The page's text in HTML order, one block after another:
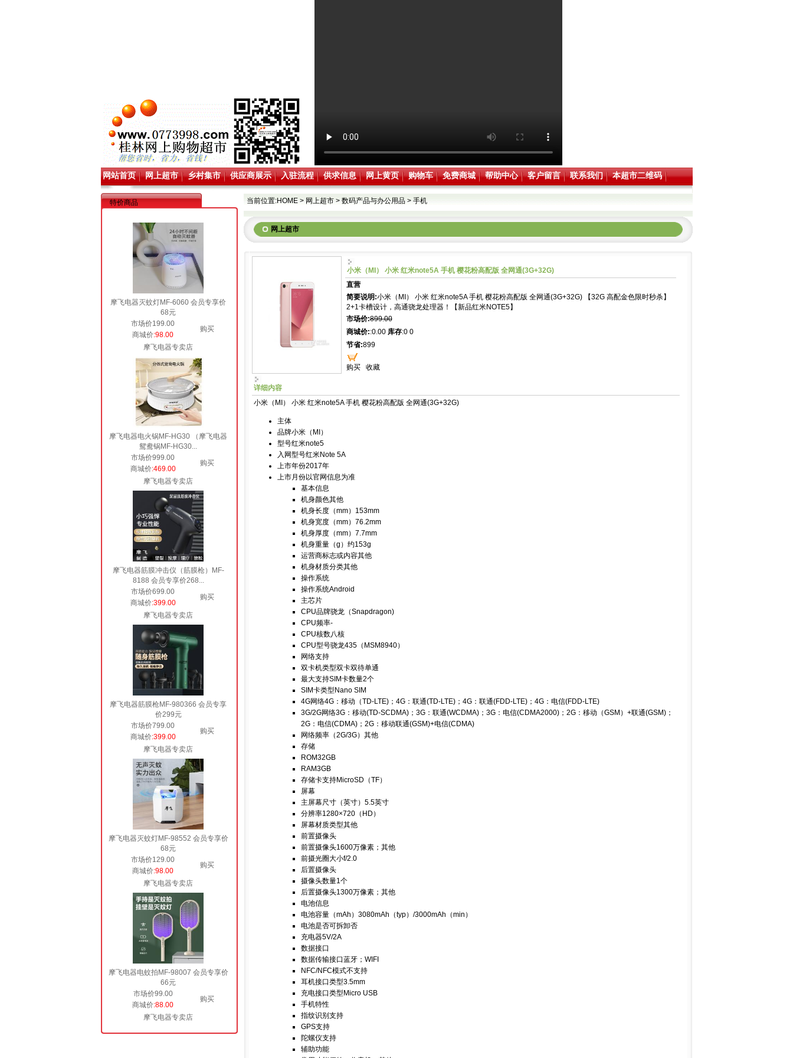
网站首页 网上超市 乡村集市 供应商展示 入驻流程 供求信息 网上黄页 购物车 免费商城 帮助中心 客户留言 联系我们 本超市二维码
特价商品
摩飞电器灭蚊灯MF-6060 会员专享价
68元
市场价199.00
购买
商城价:98.00
摩飞电器专卖店
摩飞电器电火锅MF-HG30 （摩飞电器
鸳鸯锅MF-HG30...
市场价999.00
购买
商城价:469.00
摩飞电器专卖店
摩飞电器筋膜冲击仪（筋膜枪）MF-
8188 会员专享价268...
市场价699.00
购买
商城价:399.00
摩飞电器专卖店
摩飞电器筋膜枪MF-980366 会员专享
价299元
市场价799.00
购买
商城价:399.00
摩飞电器专卖店
摩飞电器灭蚊灯MF-98552 会员专享价
68元
市场价129.00
购买
商城价:98.00
摩飞电器专卖店
摩飞电器电蚊拍MF-98007 会员专享价
66元
市场价99.00
购买
商城价:88.00
摩飞电器专卖店
当前位置:HOME> 网上超市> 数码产品与办公用品> 手机
网上超市
小米（MI） 小米 红米note5A 手机 樱花粉高配版 全网通(3G+32G)
直营
简要说明:小米（MI） 小米 红米note5A 手机 樱花粉高配版 全网通(3G+32G) 【32G 高配金色限时秒杀】
2+1卡槽设计，高通骁龙处理器！【新品红米NOTE5】
市场价:899.00
商城价::0.00 库存:0 0
节省:899
购买 收藏
详细内容
小米（MI） 小米 红米note5A 手机 樱花粉高配版 全网通(3G+32G)
主体
品牌小米（MI）
型号红米note5
入网型号红米Note 5A
上市年份2017年
上市月份以官网信息为准
基本信息
机身颜色其他
机身长度（mm） 153mm
机身宽度（mm） 76.2mm
机身厚度（mm） 7.7mm
机身重量（g） 约153g
运营商标志或内容其他
机身材质分类其他
操作系统
操作系统Android
主芯片
CPU品牌骁龙（Snapdragon)
CPU频率-
CPU核数八核
CPU型号骁龙435（MSM8940）
网络支持
双卡机类型双卡双待单通
最大支持SIM卡数量2个
SIM卡类型 Nano SIM
4G网络4G：移动（TD-LTE)；4G：联通(TD-LTE)；4G：联通(FDD-LTE)；4G：电信(FDD-LTE)
3G/2G网络3G：移动(TD-SCDMA)；3G：联通(WCDMA)；3G：电信(CDMA2000)；2G：移动（GSM）+联通(GSM)；
2G：电信(CDMA)；2G：移动联通(GSM)+电信(CDMA)
网络频率（2G/3G） 其他
存储
ROM32GB
RAM3GB
存储卡支持MicroSD（TF）
屏幕
主屏幕尺寸（英寸） 5.5英寸
分辨率1280×720（HD）
屏幕材质类型其他
前置摄像头
前置摄像头1600万像素；其他
前摄光圈大小f/2.0
后置摄像头
摄像头数量1个
后置摄像头1300万像素；其他
电池信息
电池容量（mAh） 3080mAh（typ）/3000mAh（min）
电池是否可拆卸否
充电器5V/2A
数据接口
数据传输接口蓝牙；WIFI
NFC/NFC模式不支持
耳机接口类型3.5mm
充电接口类型 Micro USB
手机特性
指纹识别 支持
GPS支持
陀螺仪支持
辅助功能